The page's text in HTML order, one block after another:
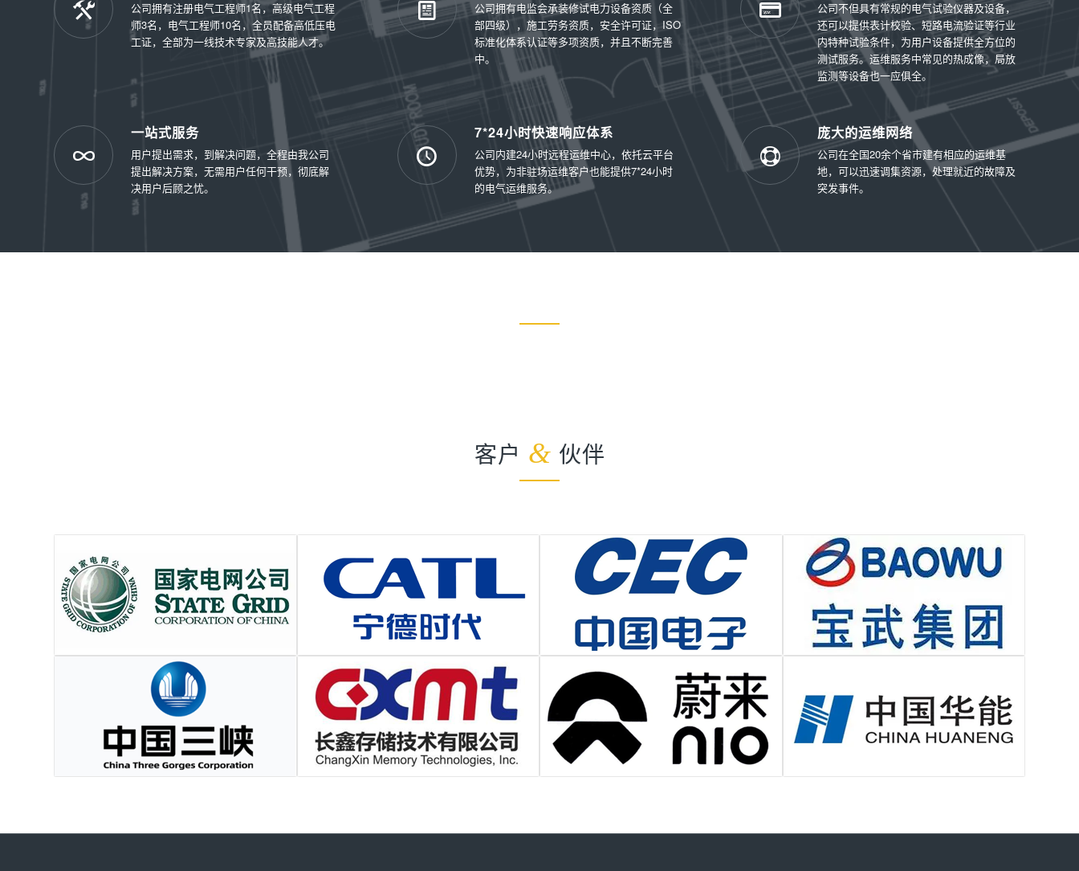
公司拥有注册电气工程师1名，高级电气工程
师3名，电气工程师10名，全员配备高低压电
工证，全部为一线技术专家及高技能人才。
公司拥有电监会承装修试电力设备资质（全
部四级），施工劳务资质，安全许可证，ISO
标准化体系认证等多项资质，并且不断完善
中。
公司不但具有常规的电气试验仪器及设备，
还可以提供表计校验、短路电流验证等行业
内特种试验条件，为用户设备提供全方位的
测试服务。运维服务中常见的热成像，局放
监测等设备也一应俱全。
一站式服务
用户提出需求，到解决问题，全程由我公司
提出解决方案，无需用户任何干预，彻底解
决用户后顾之忧。
7*24小时快速响应体系
公司内建24小时远程运维中心，依托云平台
优势，为非驻场运维客户也能提供7*24小时
的电气运维服务。
庞大的运维网络
公司在全国20余个省市建有相应的运维基
地，可以迅速调集资源，处理就近的故障及
突发事件。
客户 & 伙伴